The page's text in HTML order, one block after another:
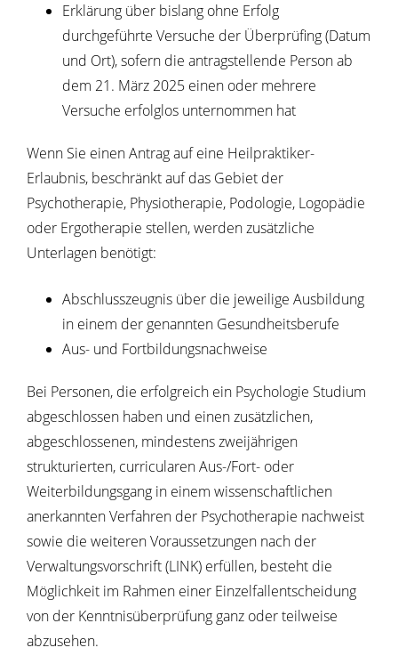
Erklärung über bislang ohne Erfolg
durchgeführte Versuche der Überprüfing (Datum
und Ort), sofern die antragstellende Person ab
dem 21. März 2025 einen oder mehrere
Versuche erfolglos unternommen hat
Wenn Sie einen Antrag auf eine Heilpraktiker-
Erlaubnis, beschränkt auf das Gebiet der
Psychotherapie, Physiotherapie, Podologie, Logopädie
oder Ergotherapie stellen, werden zusätzliche
Unterlagen benötigt:
Abschlusszeugnis über die jeweilige Ausbildung
in einem der genannten Gesundheitsberufe
Aus- und Fortbildungsnachweise
Bei Personen, die erfolgreich ein Psychologie Studium
abgeschlossen haben und einen zusätzlichen,
abgeschlossenen, mindestens zweijährigen
strukturierten, curricularen Aus-/Fort- oder
Weiterbildungsgang in einem wissenschaftlichen
anerkannten Verfahren der Psychotherapie nachweist
sowie die weiteren Voraussetzungen nach der
Verwaltungsvorschrift (LINK) erfüllen, besteht die
Möglichkeit im Rahmen einer Einzelfallentscheidung
von der Kenntnisüberprüfung ganz oder teilweise
abzusehen.